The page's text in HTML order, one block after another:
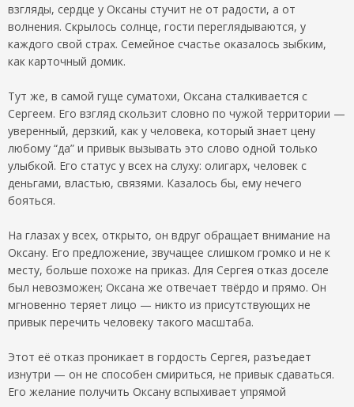
взгляды, сердце у Оксаны стучит не от радости, а от
волнения. Скрылось солнце, гости переглядываются, у
каждого свой страх. Семейное счастье оказалось зыбким,
как карточный домик.
Тут же, в самой гуще суматохи, Оксана сталкивается с
Сергеем. Его взгляд скользит словно по чужой территории —
уверенный, дерзкий, как у человека, который знает цену
любому “да” и привык вызывать это слово одной только
улыбкой. Его статус у всех на слуху: олигарх, человек с
деньгами, властью, связями. Казалось бы, ему нечего
бояться.
На глазах у всех, открыто, он вдруг обращает внимание на
Оксану. Его предложение, звучащее слишком громко и не к
месту, больше похоже на приказ. Для Сергея отказ доселе
был невозможен; Оксана же отвечает твёрдо и прямо. Он
мгновенно теряет лицо — никто из присутствующих не
привык перечить человеку такого масштаба.
Этот её отказ проникает в гордость Сергея, разъедает
изнутри — он не способен смириться, не привык сдаваться.
Его желание получить Оксану вспыхивает упрямой